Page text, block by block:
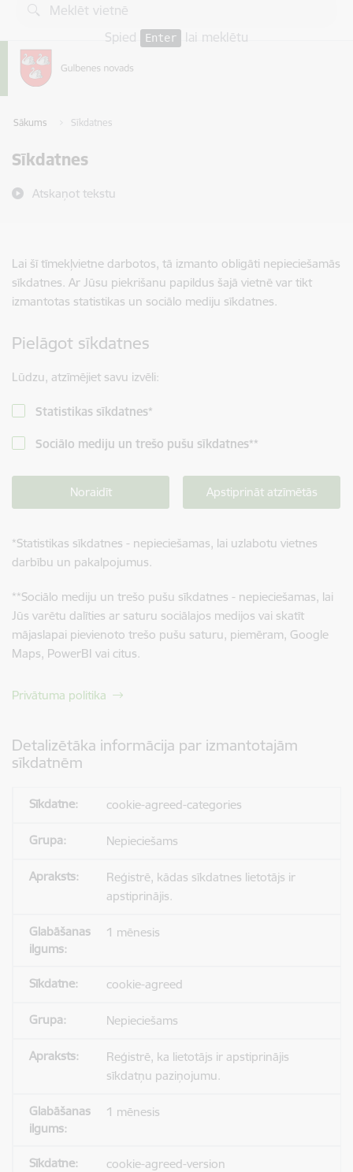
Pāriet uz lapas saturu
Spied
Enter lai meklētu
Sākums Sīkdatnes
Sīkdatnes
Atskaņot tekstu
Lai šī tīmekļvietne darbotos, tā izmanto obligāti nepieciešamās
sīkdatnes. Ar Jūsu piekrišanu papildus šajā vietnē var tikt
izmantotas statistikas un sociālo mediju sīkdatnes.
Pielāgot sīkdatnes
Lūdzu, atzīmējiet savu izvēli:
Statistikas sīkdatnes*
Sociālo mediju un trešo pušu sīkdatnes**
Noraidīt Apstiprināt atzīmētās
*Statistikas sīkdatnes - nepieciešamas, lai uzlabotu vietnes
darbību un pakalpojumus.
**Sociālo mediju un trešo pušu sīkdatnes - nepieciešamas, lai
Jūs varētu dalīties ar saturu sociālajos medijos vai skatīt
mājaslapai pievienoto trešo pušu saturu, piemēram, Google
Maps, PowerBI vai citus.
Privātuma politika
Detalizētāka informācija par izmantotajām
sīkdatnēm
cookie-agreed-categories
Nepieciešams
Reģistrē, kādas sīkdatnes lietotājs ir
apstiprinājis.
1 mēnesis
cookie-agreed
Nepieciešams
Reģistrē, ka lietotājs ir apstiprinājis
sīkdatņu paziņojumu.
1 mēnesis
cookie-agreed-version